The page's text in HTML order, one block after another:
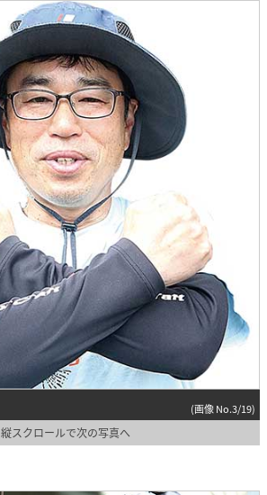
(画像 No.3/19)
縦スクロールで次の写真へ